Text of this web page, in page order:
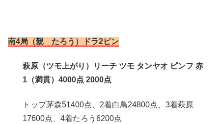
南4局（親 たろう）ドラ2ピン
萩原（ツモ上がり）リーチ ツモ タンヤオ ピンフ 赤
1（満貫）4000点 2000点
トップ茅森51400点、2着白鳥24800点、3着萩原
17600点、4着たろう6200点